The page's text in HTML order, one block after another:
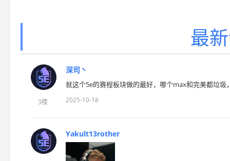
最
3楼
深司丶
就这个5e的赛程板块做的最好，哪个max和完美都垃圾
2025-10-18
Yakult13rother